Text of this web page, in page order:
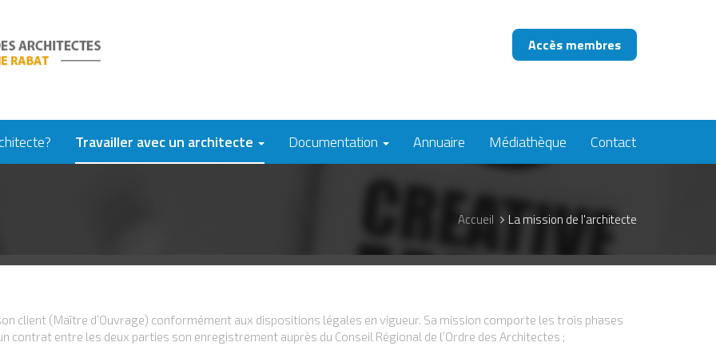
Accès membres
Travailler avec un architecte Documentation Annuaire Médiathèque Contact
Accueil La mission de l'architecte
client (Maître d’Ouvrage) conformément aux dispositions légales en vigueur. Sa mission comporte les trois phases
contrat entre les deux parties son enregistrement auprès du Conseil Régional de l’Ordre des Architectes ;